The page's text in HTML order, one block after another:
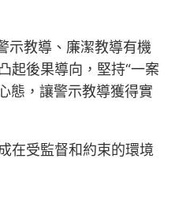
示教導、廉潔教導有機
起後果導向，堅持“一案
態，讓警示教導獲得實
在受監督和約束的環境